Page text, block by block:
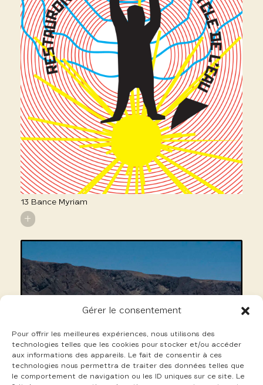
Gérer le consentement
Pour offrir les meilleures expériences, nous utilisons des
technologies telles que les cookies pour stocker et/ou accéder
aux informations des appareils. Le fait de consentir à ces
technologies nous permettra de traiter des données telles que
le comportement de navigation ou les ID uniques sur ce site. Le
13 Bance Myriam
+